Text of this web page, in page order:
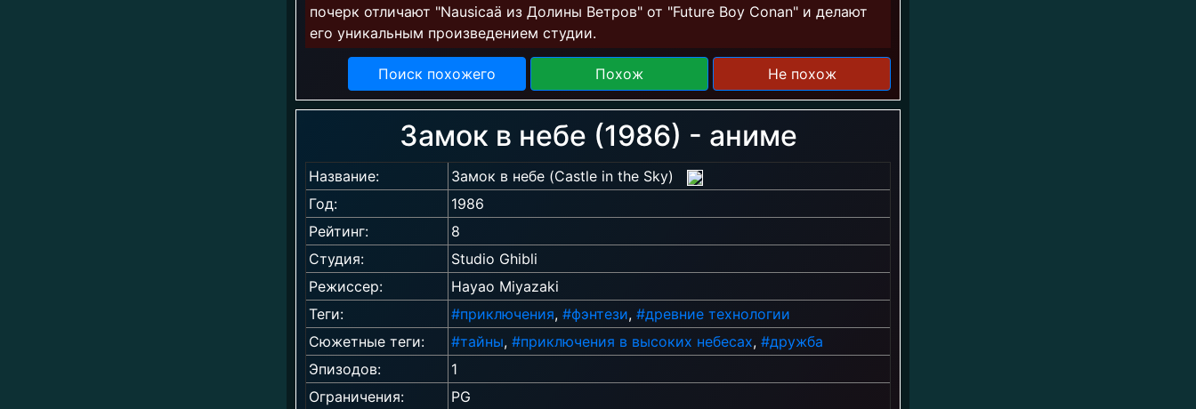
почерк отличают "Nausicaä из Долины Ветров" от "Future Boy Conan" и делают
его уникальным произведением студии.
Поиск похожего Похож Не похож
Замок в небе (1986) - аниме
Название:
Замок в небе (Castle in the Sky)
Год:
1986
Рейтинг:
8
Студия:
Studio Ghibli
Режиссер:
Hayao Miyazaki
Теги:
#приключения, #фэнтези, #древние технологии
Сюжетные теги:
#тайны, #приключения в высоких небесах, #дружба
Эпизодов:
1
Ограничения:
PG